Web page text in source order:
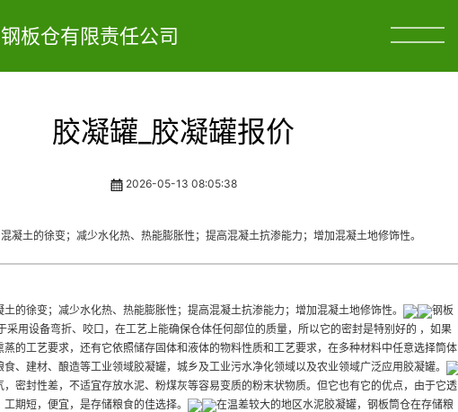
板仓有限责任公司
胶凝罐_胶凝罐报价
2026-05-13 08:05:38
凝土的徐变；减少水化热、热能膨胀性；提高混凝土抗渗能力；增加混凝土地修饰性。
的徐变；减少水化热、热能膨胀性；提高混凝土抗渗能力；增加混凝土地修饰性。
钢板
采用设备弯折、咬口，在工艺上能确保仓体任何部位的质量，所以它的密封是特别好的 ，如果
的工艺要求，还有它依照储存固体和液体的物料性质和工艺要求，在多种材料中任意选择筒体
、建材、酿造等工业领域胶凝罐，城乡及工业污水净化领域以及农业领域广泛应用胶凝罐。
，密封性差，不适宜存放水泥、粉煤灰等容易变质的粉末状物质。但它也有它的优点，由于它透
期短，便宜，是存储粮食的佳选择。
在温差较大的地区水泥胶凝罐，钢板筒仓在存储粮